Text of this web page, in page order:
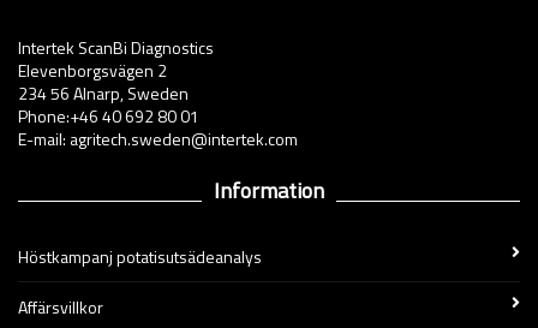
Intertek ScanBi Diagnostics
Elevenborgsvägen 2
234 56 Alnarp, Sweden
Phone:+46 40 692 80 01
E-mail: agritech.sweden@intertek.com
Information
Höstkampanj potatisutsädeanalys
Affärsvillkor